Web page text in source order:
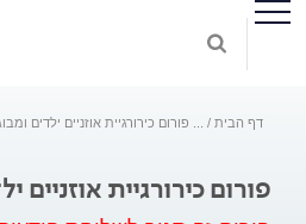
דף הבית פורום כירורגיית אוזניים ילדים
פורום כירורגיית אוזניים